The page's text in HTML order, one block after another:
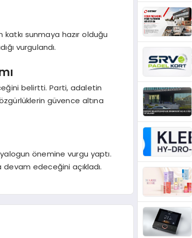
katkı sunmaya hazır olduğu
vurgulandı.
belirtti. Parti, adaletin
güvence altına
önemine vurgu yaptı.
edeceğini açıkladı.